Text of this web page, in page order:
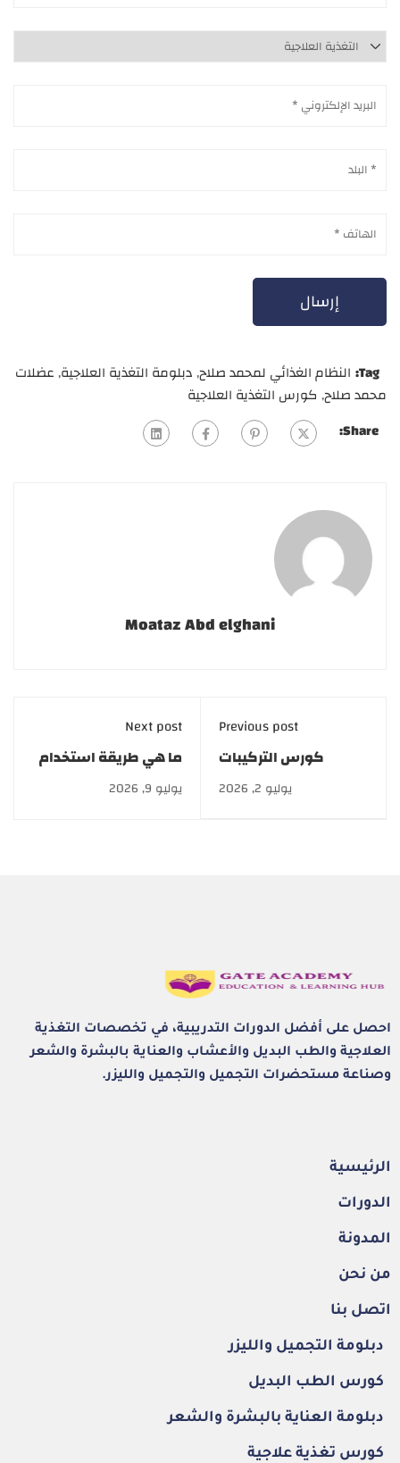
Tag: النظام الغذائي لمحمد صلاح,دبلومة التغذية العلاجية,عضلات
محمد صلاح, كورس التغذية العلاجية
Share:
Moataz Abd elghani
Previous post
كورس التركيبات
يوليو 2, 2026
Next post
ما هي طريقة استخدام
الديرما رولر في المنزل
ومراكز التجميل؟
يوليو 9, 2026
احصل على أفضل الدورات التدريبية، في تخصصات التغذية
العلاجية والطب البديل والأعشاب والعناية بالبشرة والشعر
وصناعة مستحضرات التجميل والتجميل والليزر.
الرئيسية
الدورات
المدونة
من نحن
اتصل بنا
دبلومة التجميل والليزر
كورس الطب البديل
دبلومة العناية بالبشرة والشعر
كورس تغذية علاجية